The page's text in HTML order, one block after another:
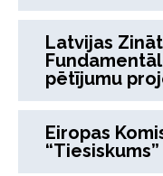
Latvijas
pētījumu
Eiropas